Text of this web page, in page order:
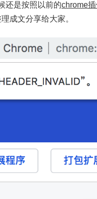
还是按照以前的chrome
成文分享给大家。